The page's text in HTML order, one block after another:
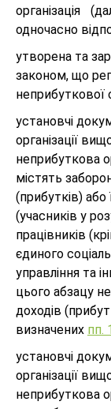
організація
одночасно
утворена та
законом, що
неприбуткової
установчі
організації
неприбуткова
містять
(прибутків)
(учасників у
працівників
єдиного
управління та
цього абзацу
доходів
визначених пп.
установчі
організації
неприбуткова